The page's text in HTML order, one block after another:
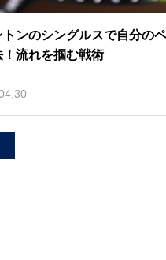
ンのシングルスで自分の
！流れを掴む戦術